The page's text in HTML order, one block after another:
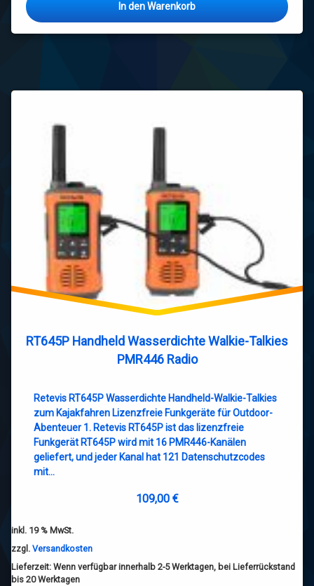
In den Warenkorb
RT645P Handheld Wasserdichte Walkie-Talkies
PMR446 Radio
Retevis RT645P Wasserdichte Handheld-Walkie-Talkies
zum Kajakfahren Lizenzfreie Funkgeräte für Outdoor-
Abenteuer 1. Retevis RT645P ist das lizenzfreie
Funkgerät RT645P wird mit 16 PMR446-Kanälen
geliefert, und jeder Kanal hat 121 Datenschutzcodes
mit…
109,00 €
inkl. 19 % MwSt.
zzgl. Versandkosten
Lieferzeit: Wenn verfügbar innerhalb 2-5 Werktagen, bei Lieferrückstand
bis 20 Werktagen